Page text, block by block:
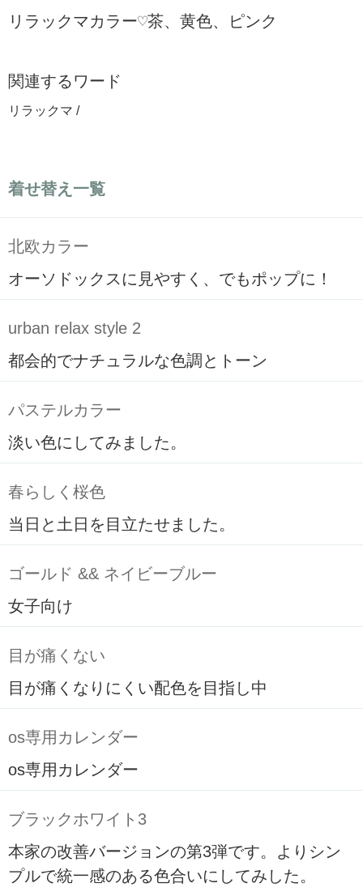
リラックマカラー♡茶、黄色、ピンク
関連するワード
リラックマ /
着せ替え一覧
北欧カラー
オーソドックスに見やすく、でもポップに！
urban relax style 2
都会的でナチュラルな色調とトーン
パステルカラー
淡い色にしてみました。
春らしく桜色
当日と土日を目立たせました。
ゴールド && ネイビーブルー
女子向け
目が痛くない
目が痛くなりにくい配色を目指し中
os専用カレンダー
os専用カレンダー
ブラックホワイト3
本家の改善バージョンの第3弾です。よりシン
プルで統一感のある色合いにしてみした。